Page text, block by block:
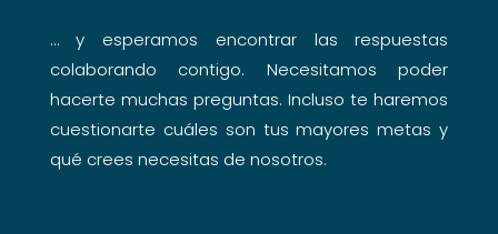
… y esperamos encontrar las respuestas
colaborando contigo. Necesitamos poder
hacerte muchas preguntas. Incluso te haremos
cuestionarte cuáles son tus mayores metas y
qué crees necesitas de nosotros.